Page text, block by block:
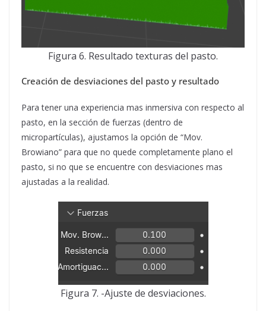
Figura 6. Resultado texturas del pasto.
Creación de desviaciones del pasto y resultado
Para tener una experiencia mas inmersiva con respecto al
pasto, en la sección de fuerzas (dentro de
micropartículas), ajustamos la opción de “Mov.
Browiano” para que no quede completamente plano el
pasto, si no que se encuentre con desviaciones mas
ajustadas a la realidad.
Figura 7. -Ajuste de desviaciones.